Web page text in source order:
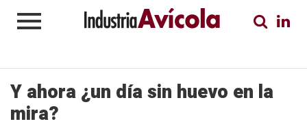
Y ahora ¿un día sin huevo en la
mira?